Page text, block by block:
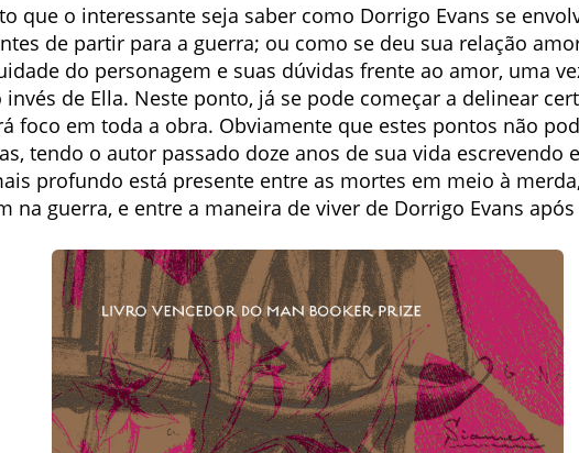
que o interessante seja saber como Dorrigo Evans se
de partir para a guerra; ou como se deu sua relação
do personagem e suas dúvidas frente ao amor, uma
de Ella. Neste ponto, já se pode começar a delinear
foco em toda a obra. Obviamente que estes pontos não
tendo o autor passado doze anos de sua vida escrevendo
profundo está presente entre as mortes em meio à
na guerra, e entre a maneira de viver de Dorrigo Evans